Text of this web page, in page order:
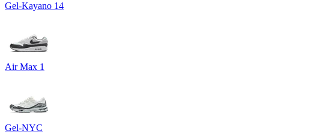
Gel-Kayano 14
Air Max 1
Gel-NYC